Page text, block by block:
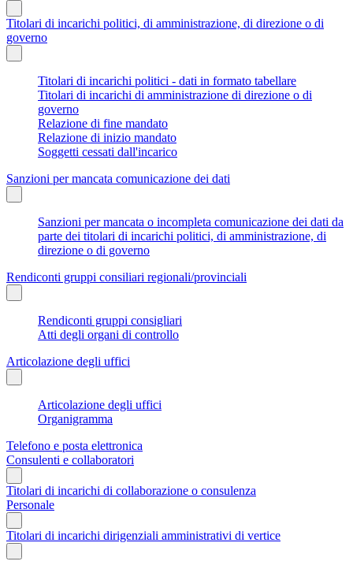
Titolari di incarichi politici, di amministrazione, di direzione o di
governo
Titolari di incarichi politici - dati in formato tabellare
Titolari di incarichi di amministrazione di direzione o di
governo
Relazione di fine mandato
Relazione di inizio mandato
Soggetti cessati dall'incarico
Sanzioni per mancata comunicazione dei dati
Sanzioni per mancata o incompleta comunicazione dei dati da
parte dei titolari di incarichi politici, di amministrazione, di
direzione o di governo
Rendiconti gruppi consiliari regionali/provinciali
Rendiconti gruppi consigliari
Atti degli organi di controllo
Articolazione degli uffici
Articolazione degli uffici
Organigramma
Telefono e posta elettronica
Consulenti e collaboratori
Titolari di incarichi di collaborazione o consulenza
Personale
Titolari di incarichi dirigenziali amministrativi di vertice